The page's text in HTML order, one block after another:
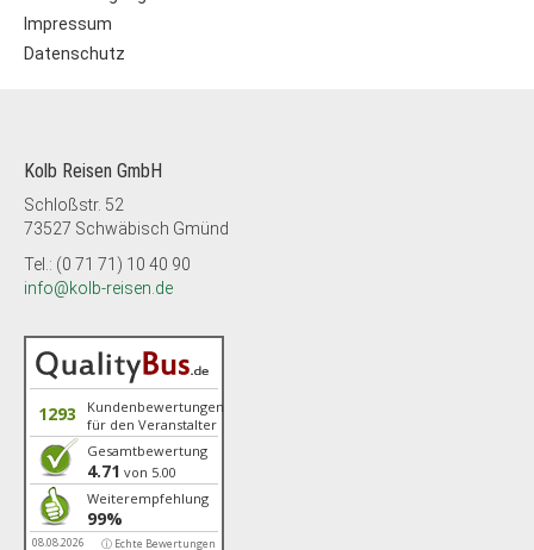
Impressum
Datenschutz
Kolb Reisen GmbH
Schloßstr. 52
73527 Schwäbisch Gmünd
Tel.: (0 71 71) 10 40 90
info@kolb-reisen.de
1293
Kundenbewertungen
für den Veranstalter
Gesamtbewertung
4.71 von 5.00
Weiterempfehlung
99%
08.08.2026 ⓘ Echte Bewertungen